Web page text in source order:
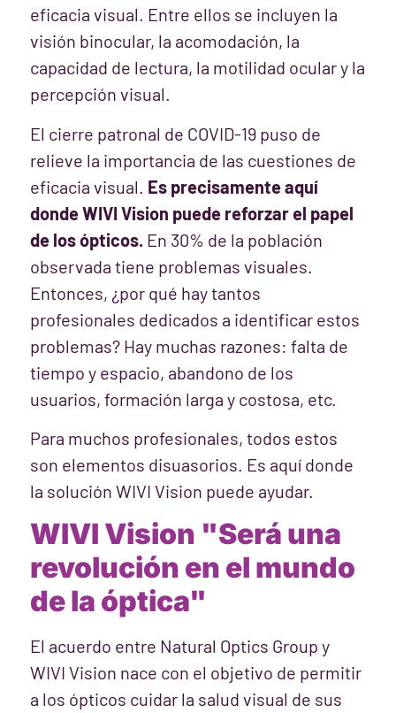
eficacia visual. Entre ellos se incluyen la
visión binocular, la acomodación, la
capacidad de lectura, la motilidad ocular y la
percepción visual.
El cierre patronal de COVID-19 puso de
relieve la importancia de las cuestiones de
eficacia visual. Es precisamente aquí
donde WIVI Vision puede reforzar el papel
de los ópticos. En 30% de la población
observada tiene problemas visuales.
Entonces, ¿por qué hay tantos
profesionales dedicados a identificar estos
problemas? Hay muchas razones: falta de
tiempo y espacio, abandono de los
usuarios, formación larga y costosa, etc.
Para muchos profesionales, todos estos
son elementos disuasorios. Es aquí donde
la solución WIVI Vision puede ayudar.
WIVI Vision "Será una
revolución en el mundo
de la óptica"
El acuerdo entre Natural Optics Group y
WIVI Vision nace con el objetivo de permitir
a los ópticos cuidar la salud visual de sus